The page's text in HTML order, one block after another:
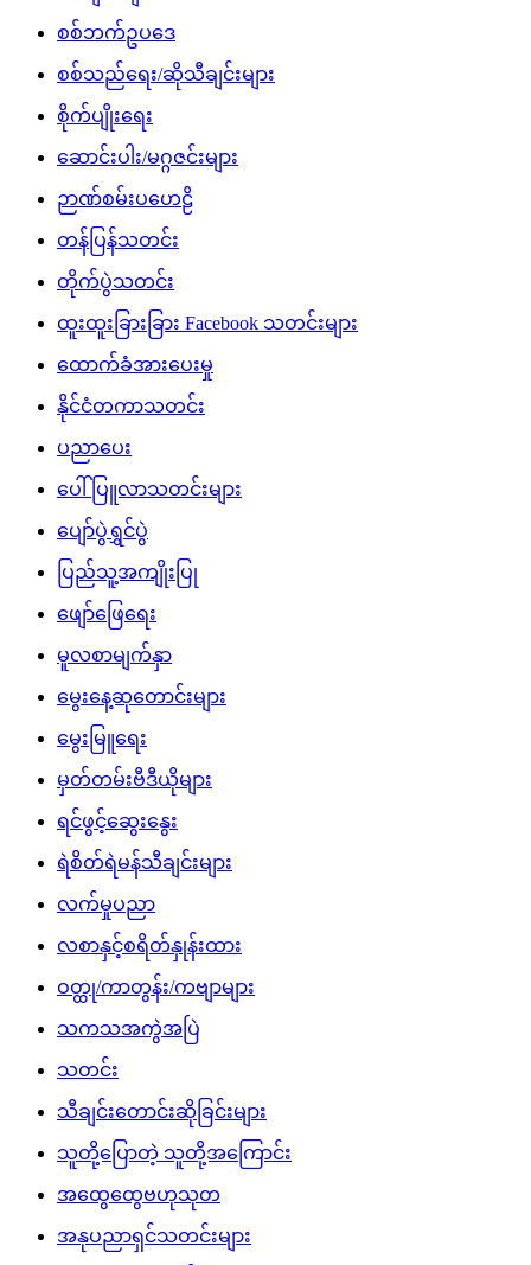
စစ်ဘက်ဥပဒေ
စစ်သည်ရေး/ဆိုသီချင်းများ
စိုက်ပျိုးရေး
ဆောင်းပါး/မဂ္ဂဇင်းများ
ဉာဏ်စမ်းပဟေဠိ
တန်ပြန်သတင်း
တိုက်ပွဲသတင်း
ထူးထူးခြားခြား Facebook သတင်းများ
ထောက်ခံအားပေးမှု
နိုင်ငံတကာသတင်း
ပညာပေး
ပေါ်ပြူလာသတင်းများ
ပျော်ပွဲရွှင်ပွဲ
ပြည်သူ့အကျိုးပြု
ဖျော်ဖြေရေး
မူလစာမျက်နှာ
မွေးနေ့ဆုတောင်းများ
မွေးမြူရေး
မှတ်တမ်းဗီဒီယိုများ
ရင်ဖွင့်ဆွေးနွေး
ရဲစိတ်ရဲမန်သီချင်းများ
လက်မှုပညာ
လစာနှင့်စရိတ်နှုန်းထား
ဝတ္ထု/ကာတွန်း/ကဗျာများ
သကသအကွဲအပြဲ
သတင်း
သီချင်းတောင်းဆိုခြင်းများ
သူတို့ပြောတဲ့ သူတို့အကြောင်း
အထွေထွေဗဟုသုတ
အနုပညာရှင်သတင်းများ